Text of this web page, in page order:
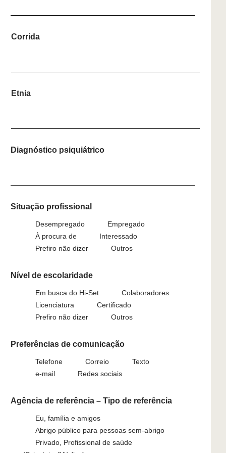
Corrida
Etnia
Diagnóstico psiquiátrico
Situação profissional
Desempregado
Empregado
À procura de
Interessado
Prefiro não dizer
Outros
Nível de escolaridade
Em busca do Hi-Set
Colaboradores
Licenciatura
Certificado
Prefiro não dizer
Outros
Preferências de comunicação
Telefone Correio
Texto
e-mail
Redes sociais
Agência de referência – Tipo de referência
Eu, família e amigos
Abrigo público para pessoas sem-abrigo
Privado, Profissional de saúde